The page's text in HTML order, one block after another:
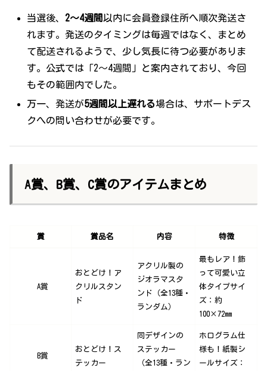
当選後、 2〜4週間以内に会員登録住所へ順次発送さ
れます。発送のタイミングは毎週ではなく、まとめ
て配送されるようで、少し気長に待つ必要がありま
す。公式では「2～4週間」と案内されており、今回
もその範囲内でした。
万一、発送が5週間以上遅れる場合は、サポートデス
クへの問い合わせが必要です。
A賞、B賞、C賞のアイテムまとめ
賞 賞品名 内容 特徴
A賞
おとどけ！ア
クリルスタン
ド
アクリル製の
ジオラマスタ
ンド（全13種・
ランダム）
最もレア！飾
って可愛い立
体タイプサイ
ズ：約
100×72mm
B賞
おとどけ！ス
テッカー
同デザインの
ステッカー
（全13種・ラン
ホログラム仕
様も！紙製シ
ールサイズ：